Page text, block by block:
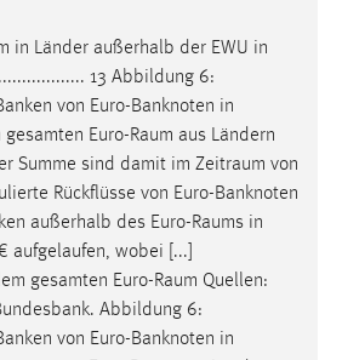
in Länder außerhalb der EWU in
13 Abbildung 6:
von Euro-Banknoten in
gesamten Euro-Raum aus Ländern
Summe sind damit im Zeitraum von
Rückflüsse von Euro-Banknoten
außerhalb des Euro-Raums in
aufgelaufen, wobei [...]
gesamten Euro-Raum Quellen:
Abbildung 6:
von Euro-Banknoten in